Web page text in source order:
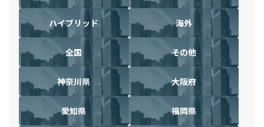
ハイブリッド 海外
全国 その他
神奈川県 大阪府
愛知県 福岡県